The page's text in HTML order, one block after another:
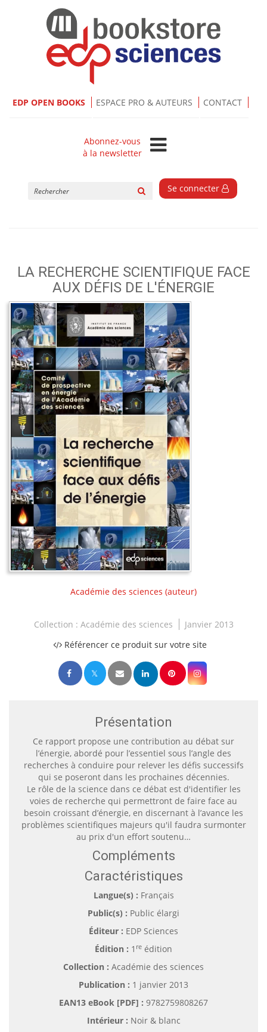
EDP OPEN BOOKS ESPACE PRO & AUTEURS CONTACT
Abonnez-vous
à la newsletter
Se connecter
LA RECHERCHE SCIENTIFIQUE FACE
AUX DÉFIS DE L'ÉNERGIE
Académie des sciences (auteur)
Collection : Académie des sciences
Janvier 2013
Référencer ce produit sur votre site
Présentation
Ce rapport propose une contribution au débat sur
l’énergie, abordé pour l’essentiel sous l’angle des
recherches à conduire pour relever les défis successifs
qui se poseront dans les prochaines décennies.
Le rôle de la science dans ce débat est d'identifier les
voies de recherche qui permettront de faire face au
besoin croissant d’énergie, en discernant à l’avance les
problèmes scientifiques majeurs qu'il faudra surmonter
au prix d'un effort soutenu…
Compléments
Caractéristiques
Langue(s) : Français
Public(s) : Public élargi
Éditeur : EDP Sciences
Édition : 1 re édition
Collection : Académie des sciences
Publication : 1 janvier 2013
EAN13 eBook [PDF] : 9782759808267
Intérieur : Noir & blanc